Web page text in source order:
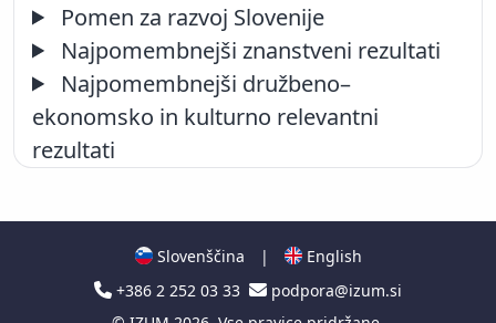
Pomen za razvoj Slovenije
Najpomembnejši znanstveni rezultati
Najpomembnejši družbeno–
ekonomsko in kulturno relevantni
rezultati
Slovenščina |
English
+386 2 252 03 33
podpora@izum.si